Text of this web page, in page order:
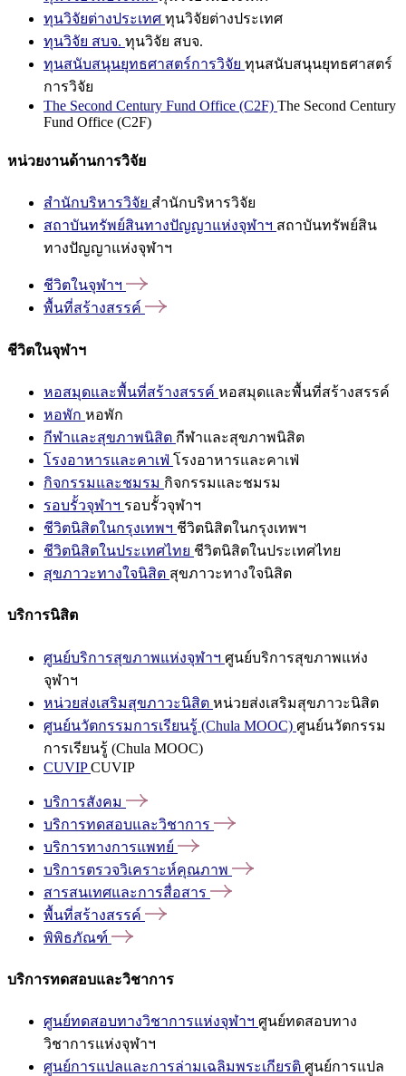
ทุนวิจัยต่างประเทศ ทุนวิจัยต่างประเทศ
ทุนวิจัย สบจ. ทุนวิจัย สบจ.
ทุนสนับสนุนยุทธศาสตร์การวิจัย ทุนสนับสนุนยุทธศาสตร์
การวิจัย
The Second Century Fund Office (C2F) The Second Century
Fund Office (C2F)
หน่วยงานด้านการวิจัย
สำนักบริหารวิจัย สำนักบริหารวิจัย
สถาบันทรัพย์สินทางปัญญาแห่งจุฬาฯ สถาบันทรัพย์สิน
ทางปัญญาแห่งจุฬาฯ
ชีวิตในจุฬาฯ
พื้นที่สร้างสรรค์
ชีวิตในจุฬาฯ
หอสมุดและพื้นที่สร้างสรรค์ หอสมุดและพื้นที่สร้างสรรค์
หอพัก หอพัก
กีฬาและสุขภาพนิสิต กีฬาและสุขภาพนิสิต
โรงอาหารและคาเฟ่ โรงอาหารและคาเฟ่
กิจกรรมและชมรม กิจกรรมและชมรม
รอบรั้วจุฬาฯ รอบรั้วจุฬาฯ
ชีวิตนิสิตในกรุงเทพฯ ชีวิตนิสิตในกรุงเทพฯ
ชีวิตนิสิตในประเทศไทย ชีวิตนิสิตในประเทศไทย
สุขภาวะทางใจนิสิต สุขภาวะทางใจนิสิต
บริการนิสิต
ศูนย์บริการสุขภาพแห่งจุฬาฯ ศูนย์บริการสุขภาพแห่ง
จุฬาฯ
หน่วยส่งเสริมสุขภาวะนิสิต หน่วยส่งเสริมสุขภาวะนิสิต
ศูนย์นวัตกรรมการเรียนรู้ (Chula MOOC) ศูนย์นวัตกรรม
การเรียนรู้ (Chula MOOC)
CUVIPCUVIP
บริการสังคม
บริการทดสอบและวิชาการ
บริการทางการแพทย์
บริการตรวจวิเคราะห์คุณภาพ
สารสนเทศและการสื่อสาร
พื้นที่สร้างสรรค์
พิพิธภัณฑ์
บริการทดสอบและวิชาการ
ศูนย์ทดสอบทางวิชาการแห่งจุฬาฯ ศูนย์ทดสอบทาง
วิชาการแห่งจุฬาฯ
ศูนย์การแปลและการล่ามเฉลิมพระเกียรติ ศูนย์การแปล